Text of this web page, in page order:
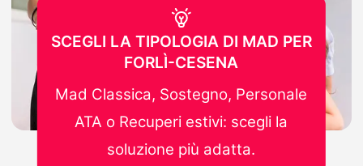
SCEGLI LA TIPOLOGIA DI MAD PER
FORLÌ-CESENA
Mad Classica, Sostegno, Personale
ATA o Recuperi estivi: scegli la
soluzione più adatta.